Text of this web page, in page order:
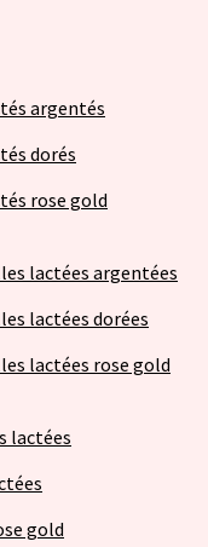
argentés
dorés
rose gold
lactées argentées
lactées dorées
lactées rose gold
lactées
gold